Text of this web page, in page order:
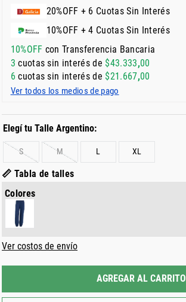
20%OFF + 6 Cuotas Sin Interés
10%OFF + 4 Cuotas Sin Interés
10%OFF con Transferencia Bancaria
3 cuotas sin interés de $43.333,00
6 cuotas sin interés de $21 .667,00
Ver todos los medios de pago
S M L XL
📏 Tabla de talles
Colores
Ver costos de envío
AGREGAR AL CARRITO